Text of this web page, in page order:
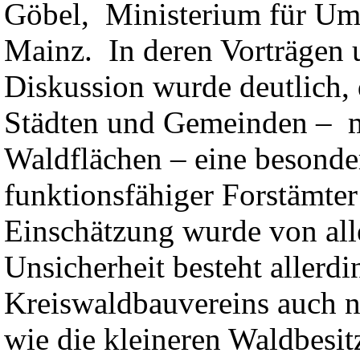
Göbel, Ministerium für
Mainz. In deren Vorträgen
Diskussion wurde deutlich,
Städten und Gemeinden –
Waldflächen – eine
funktionsfähiger
Einschätzung wurde von
Unsicherheit besteht
Kreiswaldbauvereins auch
wie die kleineren